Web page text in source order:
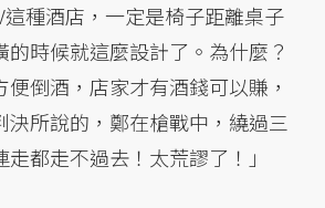
這種酒店，一定是椅子距離桌子
的時候就這麼設計了。為什麼？
倒酒，店家才有酒錢可以賺，
決所說的，鄭在槍戰中，繞過三
都走不過去！太荒謬了！」